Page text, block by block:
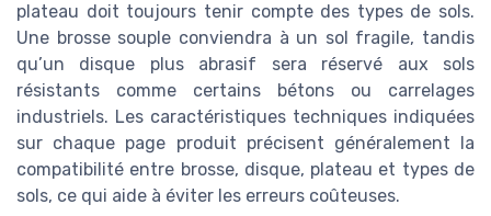
plateau doit toujours tenir compte des types de sols.
Une brosse souple conviendra à un sol fragile, tandis
qu’un disque plus abrasif sera réservé aux sols
résistants comme certains bétons ou carrelages
industriels. Les caractéristiques techniques indiquées
sur chaque page produit précisent généralement la
compatibilité entre brosse, disque, plateau et types de
sols, ce qui aide à éviter les erreurs coûteuses.